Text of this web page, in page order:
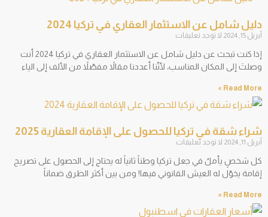
دليل شامل عن الاستثمار العقاري في تركيا 2024
أبريل 15, 2024 لا توجد تعليقات
إذا كنت تبحث عن دليل شامل عن الاستثمار العقاري في تركيا 2024 أنت
وصلتَ إلى المكان المناسب، لأنّنا أعددنا مقالاً مفصّلاً من الألف إلى الياء
Read More »
شراء شقة في تركيا للحصول على الإقامة العقارية 2025
أبريل 11, 2024 لا توجد تعليقات
كل شخصٍ يأملُ في جعل تركيا وطناً ثانياً له يحتاج إلى الحصول على تصريح
إقامة يخوّل له العيش القانوني فيها! ومن بين أكثر الطرق ضماناً
Read More »